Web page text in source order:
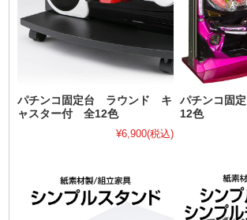
パチンコ固定台 ラウンド キ
ャスター付 全12色
¥6,900(税込)
パチンコ固
12色